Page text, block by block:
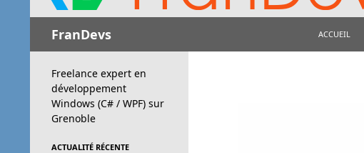
FranDevs
ACCUEIL
Freelance expert en
développement
Windows (C# / WPF) sur
Grenoble
ACTUALITÉ RÉCENTE